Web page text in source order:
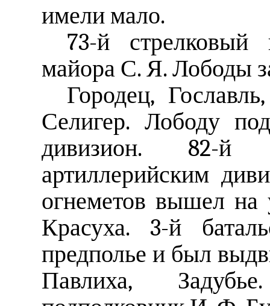
имели мало.
73-й стрелковый
майора С. Я. Лободы
Городец,
Селигер. Лободу
дивизион. 82-
артиллерийским
огнеметов вышел на
Красуха. 3-й
предполье и был
Павлиха,